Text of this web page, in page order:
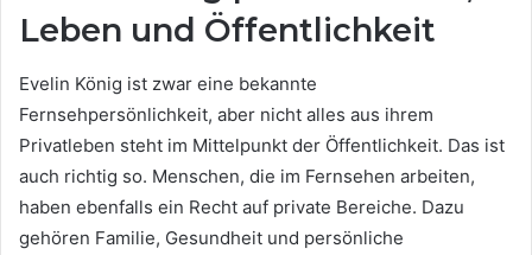
Leben und Öffentlichkeit
Evelin König ist zwar eine bekannte
Fernsehpersönlichkeit, aber nicht alles aus ihrem
Privatleben steht im Mittelpunkt der Öffentlichkeit. Das ist
auch richtig so. Menschen, die im Fernsehen arbeiten,
haben ebenfalls ein Recht auf private Bereiche. Dazu
gehören Familie, Gesundheit und persönliche